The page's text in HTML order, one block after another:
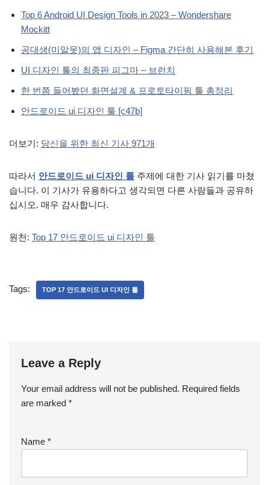
Top 6 Android UI Design Tools in 2023 – Wondershare
Mockitt
공대생(미알못)의 앱 디자인 – Figma 간단히 사용해본 후기
UI 디자인 툴의 최종판 피그마 – 브런치
한 번쯤 들어봤던 화면설계 & 프로토타이핑 툴 총정리
안드로이드 ui 디자인 툴 [c47b]
더보기: 당신을 위한 최신 기사 971개
따라서 안드로이드 ui 디자인 툴 주제에 대한 기사 읽기를 마쳤
습니다. 이 기사가 유용하다고 생각되면 다른 사람들과 공유하
십시오. 매우 감사합니다.
원천: Top 17 안드로이드 ui 디자인 툴
Tags: TOP 17 안드로이드 UI 디자인 툴
Leave a Reply
Your email address will not be published. Required fields
are marked *
Name *